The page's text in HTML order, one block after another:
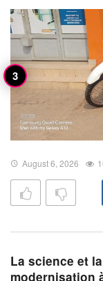
August 6, 2026
La science et
modernisation